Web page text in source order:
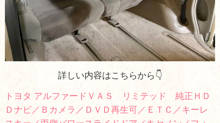
詳しい内容はこちらから👇
トヨタ アルファードＶＡＳ リミテッド 純正ＨＤ
Ｄナビ／Ｂカメラ／ＤＶＤ再生可／ＥＴＣ／キーレ